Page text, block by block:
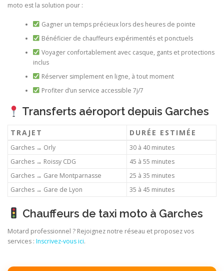
moto est la solution pour :
Gagner un temps précieux lors des heures de pointe
Bénéficier de chauffeurs expérimentés et ponctuels
Voyager confortablement avec casque, gants et protections
inclus
Réserver simplement en ligne, à tout moment
Profiter d’un service accessible 7j/7
Transferts aéroport depuis Garches
TRAJET DURÉE ESTIMÉE
Garches → Orly
30 à 40 minutes
Garches → Roissy CDG
45 à 55 minutes
Garches → Gare Montparnasse
25 à 35 minutes
Garches → Gare de Lyon
35 à 45 minutes
Chauffeurs de taxi moto à Garches
Motard professionnel ? Rejoignez notre réseau et proposez vos
services : Inscrivez-vous ici.